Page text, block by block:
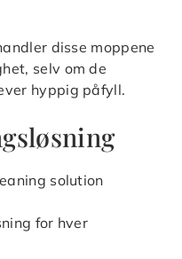
disse moppene
selv om de
hyppig påfyll.
for hver